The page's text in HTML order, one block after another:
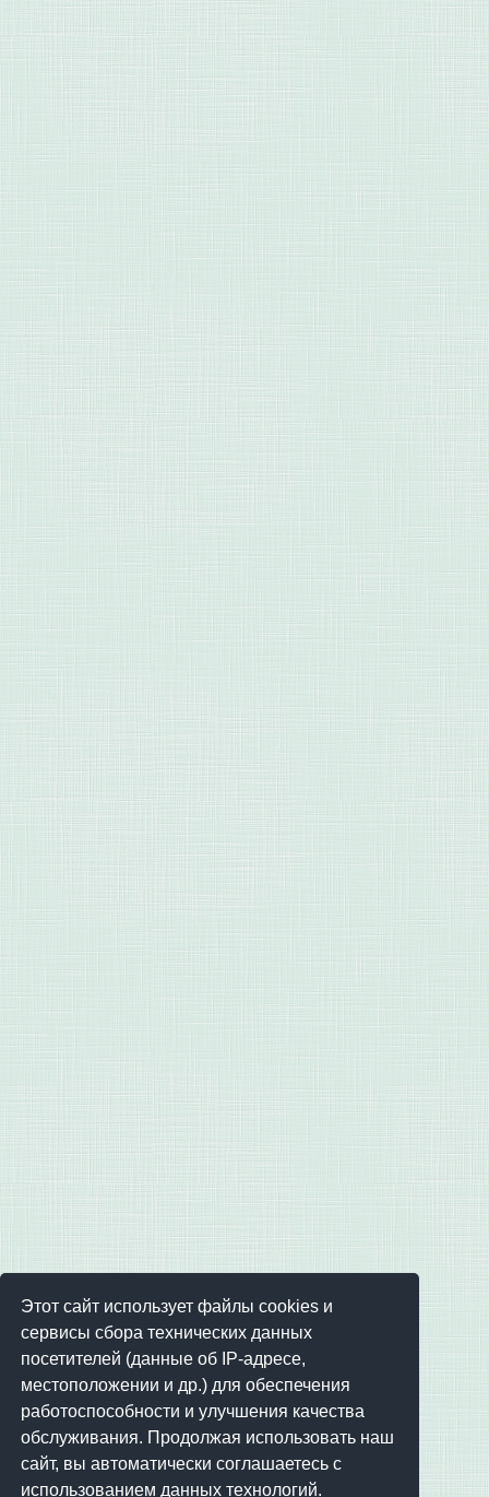
Этот сайт использует файлы cookies и
сервисы сбора технических данных
посетителей (данные об IP-адресе,
местоположении и др.) для обеспечения
работоспособности и улучшения качества
обслуживания. Продолжая использовать наш
сайт, вы автоматически соглашаетесь с
использованием данных технологий.